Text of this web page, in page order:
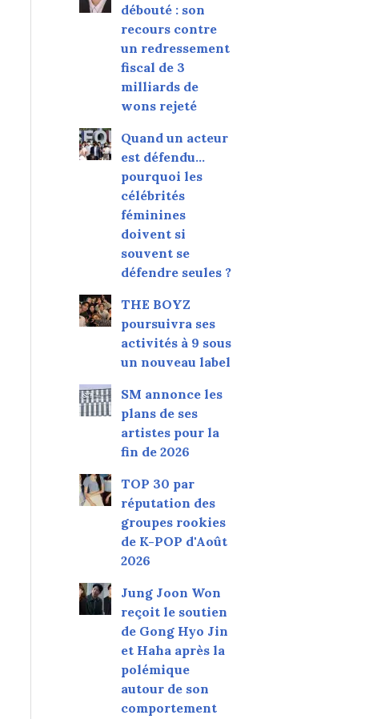
débouté : son
recours contre
un redressement
fiscal de 3
milliards de
wons rejeté
Quand un acteur
est défendu…
pourquoi les
célébrités
féminines
doivent si
souvent se
défendre seules ?
THE BOYZ
poursuivra ses
activités à 9 sous
un nouveau label
SM annonce les
plans de ses
artistes pour la
fin de 2026
TOP 30 par
réputation des
groupes rookies
de K-POP d'Août
2026
Jung Joon Won
reçoit le soutien
de Gong Hyo Jin
et Haha après la
polémique
autour de son
comportement